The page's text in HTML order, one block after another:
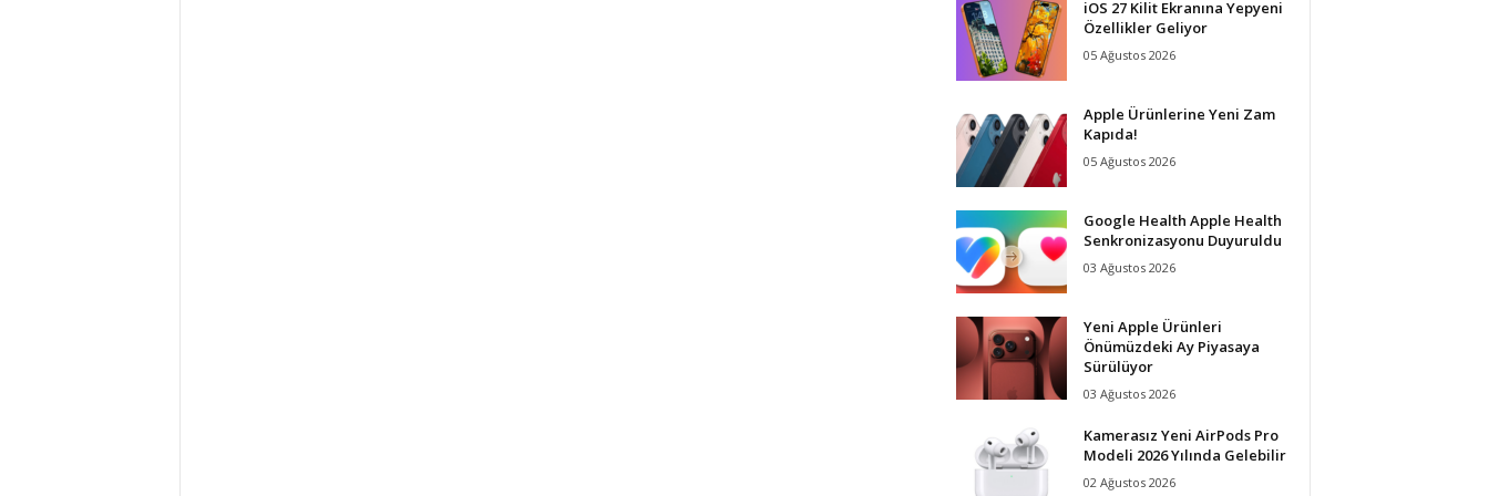
iOS 27 Kilit Ekranına Yepyeni
Özellikler Geliyor
05 Ağustos 2026
Apple Ürünlerine Yeni Zam
Kapıda!
05 Ağustos 2026
Google Health Apple Health
Senkronizasyonu Duyuruldu
03 Ağustos 2026
Yeni Apple Ürünleri
Önümüzdeki Ay Piyasaya
Sürülüyor
03 Ağustos 2026
Kamerasız Yeni AirPods Pro
Modeli 2026 Yılında Gelebilir
02 Ağustos 2026